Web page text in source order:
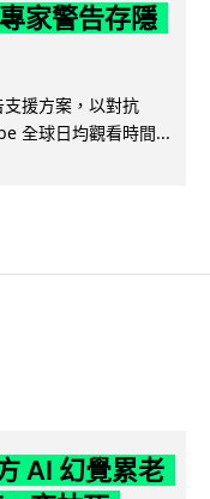
家警告存隱
援方案，以對抗
全球日均觀看時間...
AI 幻覺累老